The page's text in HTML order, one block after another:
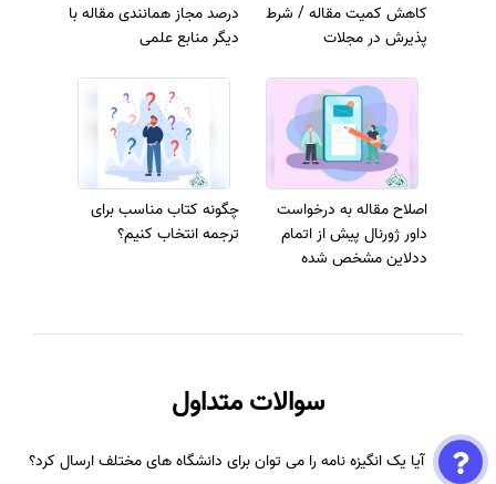
کاهش کمیت مقاله / شرط
پذیرش در مجلات
درصد مجاز همانندی مقاله با
دیگر منابع علمی
اصلاح مقاله به درخواست
داور ژورنال پیش از اتمام
ددلاین مشخص شده
چگونه کتاب مناسب برای
ترجمه انتخاب کنیم؟
سوالات متداول
آیا یک انگیزه نامه را می توان برای دانشگاه های مختلف ارسال کرد؟